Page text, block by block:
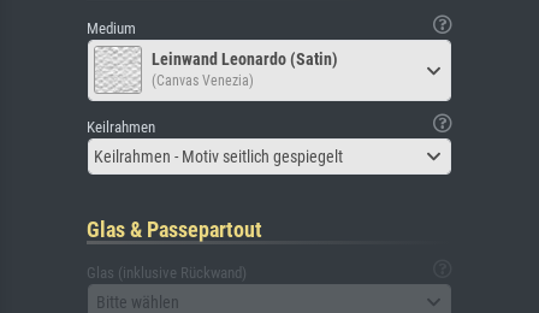
Medium
Leinwand Leonardo (Satin)
(Canvas Venezia)
Keilrahmen
Keilrahmen - Motiv seitlich gespiegelt
Glas & Passepartout
Glas (inklusive Rückwand)
Bitte wählen